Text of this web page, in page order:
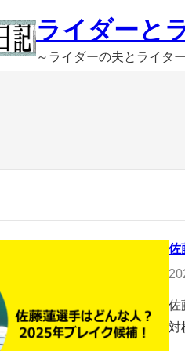
ライダーと
～ライダーの夫とライタ
佐
佐
対